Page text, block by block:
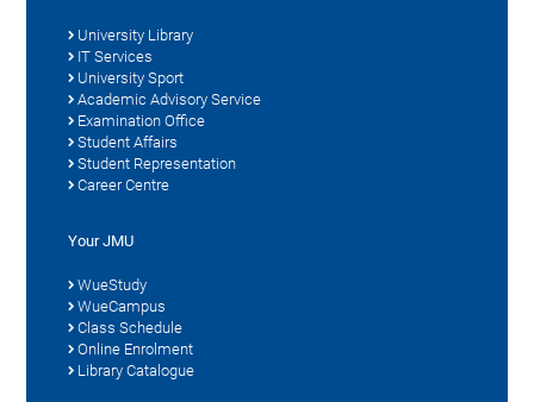
University Library
IT Services
University Sport
Academic Advisory Service
Examination Office
Student Affairs
Student Representation
Career Centre
Your JMU
WueStudy
WueCampus
Class Schedule
Online Enrolment
Library Catalogue